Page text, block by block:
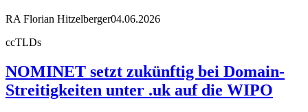
RA Florian Hitzelberger04.06.2026
ccTLDs
NOMINET setzt zukünftig bei Domain-
Streitigkeiten unter .uk auf die WIPO